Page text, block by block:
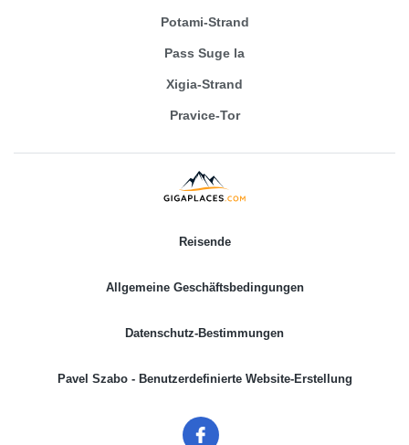
Potami-Strand
Pass Suge la
Xigia-Strand
Pravice-Tor
Reisende
Allgemeine Geschäftsbedingungen
Datenschutz-Bestimmungen
Pavel Szabo - Benutzerdefinierte Website-Erstellung